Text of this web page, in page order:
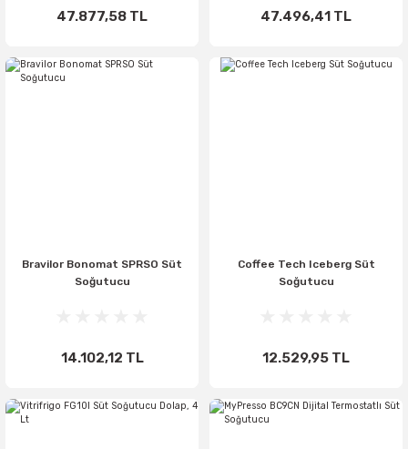
47.877,58 TL 47.496,41 TL
Bravilor Bonomat SPRSO Süt
Soğutucu
14.102,12 TL
Coffee Tech Iceberg Süt
Soğutucu
12.529,95 TL